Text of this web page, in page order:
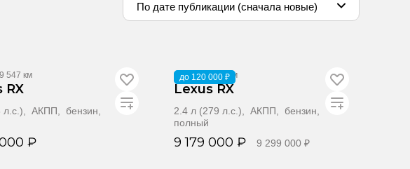
По дате публикации (сначала новые)
547 км
RX
л.с.), АКПП, бензин,
₽
до 120 000 ₽
2023 ·9 020 км
Lexus RX
2.4 л (279 л.с.), АКПП, бензин,
полный
9 179 000 ₽ 9 299 000 ₽